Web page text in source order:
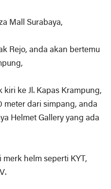
Mall Surabaya,
Rejo, anda akan bertemu
kiri ke Jl. Kapas Krampung,
meter dari simpang, anda
Helmet Gallery yang ada
helm seperti KYT,